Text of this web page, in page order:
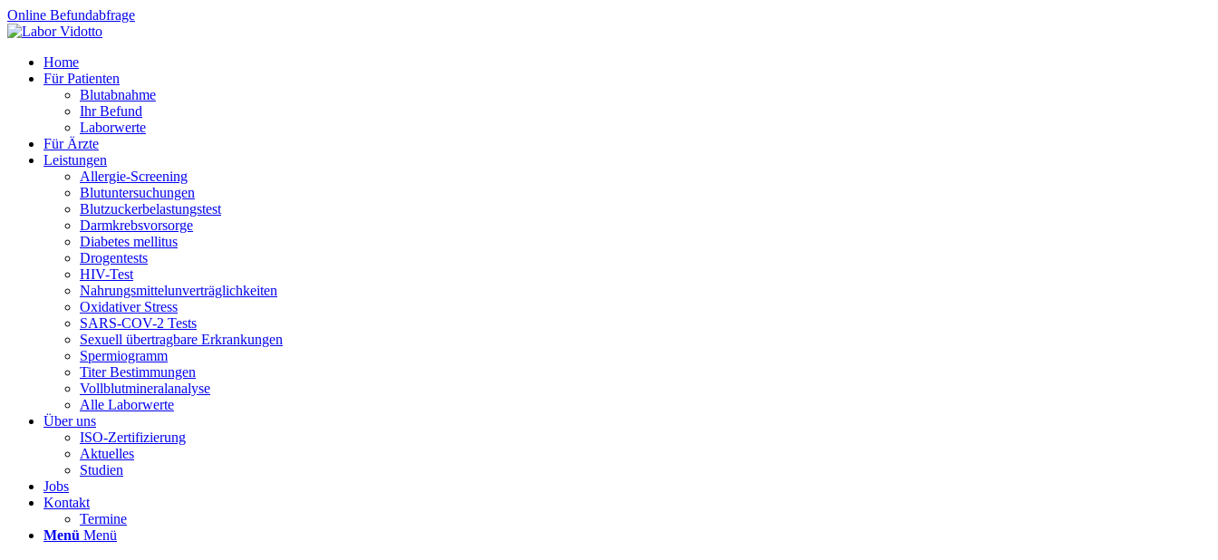
Online Befundabfrage
Home
Für Patienten
Blutabnahme
Ihr Befund
Laborwerte
Für Ärzte
Leistungen
Allergie-Screening
Blutuntersuchungen
Blutzucker­belastungstest
Darmkrebsvorsorge
Diabetes mellitus
Drogentests
HIV-Test
Nahrungsmittel­unverträglichkeiten
Oxidativer Stress
SARS-COV-2 Tests
Sexuell übertragbare Erkrankungen
Spermiogramm
Titer Bestimmungen
Vollblutmineralanalyse
Alle Laborwerte
Über uns
ISO-Zertifizierung
Aktuelles
Studien
Jobs
Kontakt
Termine
Menü Menü